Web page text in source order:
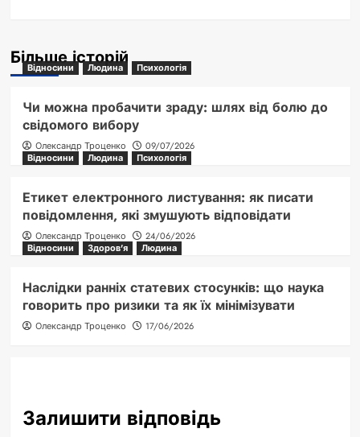
Більше історій
Відносини Людина Психологія
Чи можна пробачити зраду: шлях від болю до
свідомого вибору
Олександр Троценко
09/07/2026
Відносини
Людина Психологія
Етикет електронного листування: як писати
повідомлення, які змушують відповідати
Олександр Троценко
24/06/2026
Відносини
Здоров'я Людина
Наслідки ранніх статевих стосунків: що наука
говорить про ризики та як їх мінімізувати
Олександр Троценко 17/06/2026
Залишити відповідь